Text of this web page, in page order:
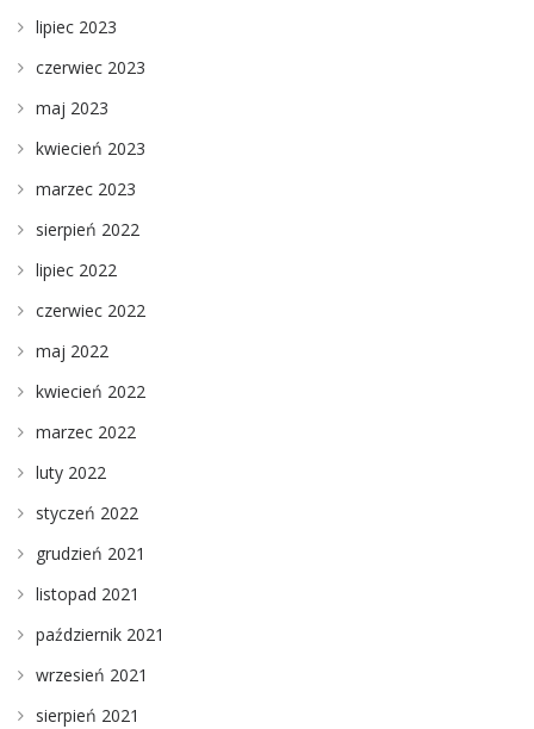
lipiec 2023
czerwiec 2023
maj 2023
kwiecień 2023
marzec 2023
sierpień 2022
lipiec 2022
czerwiec 2022
maj 2022
kwiecień 2022
marzec 2022
luty 2022
styczeń 2022
grudzień 2021
listopad 2021
październik 2021
wrzesień 2021
sierpień 2021